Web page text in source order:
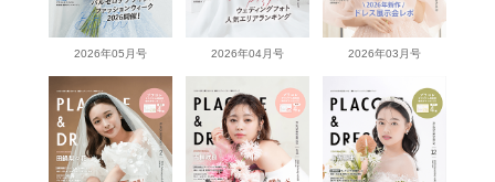
2026年05月号 2026年04月号 2026年03月号